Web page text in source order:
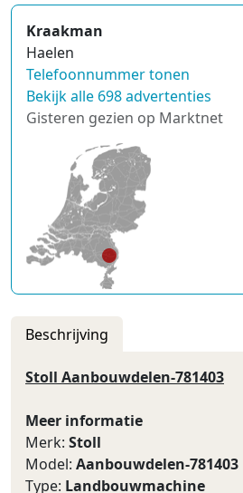
Kraakman
Haelen
Telefoonnummer tonen
Bekijk alle 698 advertenties
Gisteren gezien op Marktnet
Beschrijving
Stoll Aanbouwdelen-781403
Meer informatie
Merk: Stoll
Model: Aanbouwdelen-781403
Type: Landbouwmachine